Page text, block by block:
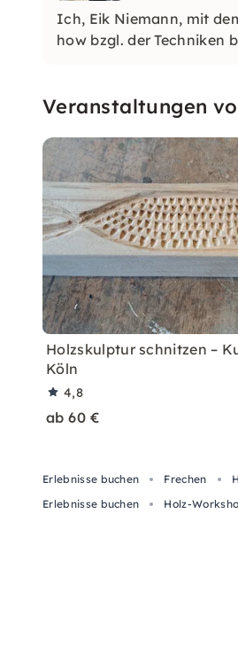
Ich, Eik Niemann, mit
how bzgl. der Techniken
Veranstaltungen
Holzskulptur schnitzen –
Köln
4,8
ab 60 €
Erlebnisse buchen Frechen
Erlebnisse buchen
Holz-